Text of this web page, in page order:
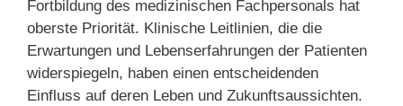
Fortbildung des medizinischen Fachpersonals hat
oberste Priorität. Klinische Leitlinien, die die
Erwartungen und Lebenserfahrungen der Patienten
widerspiegeln, haben einen entscheidenden
Einfluss auf deren Leben und Zukunftsaussichten.